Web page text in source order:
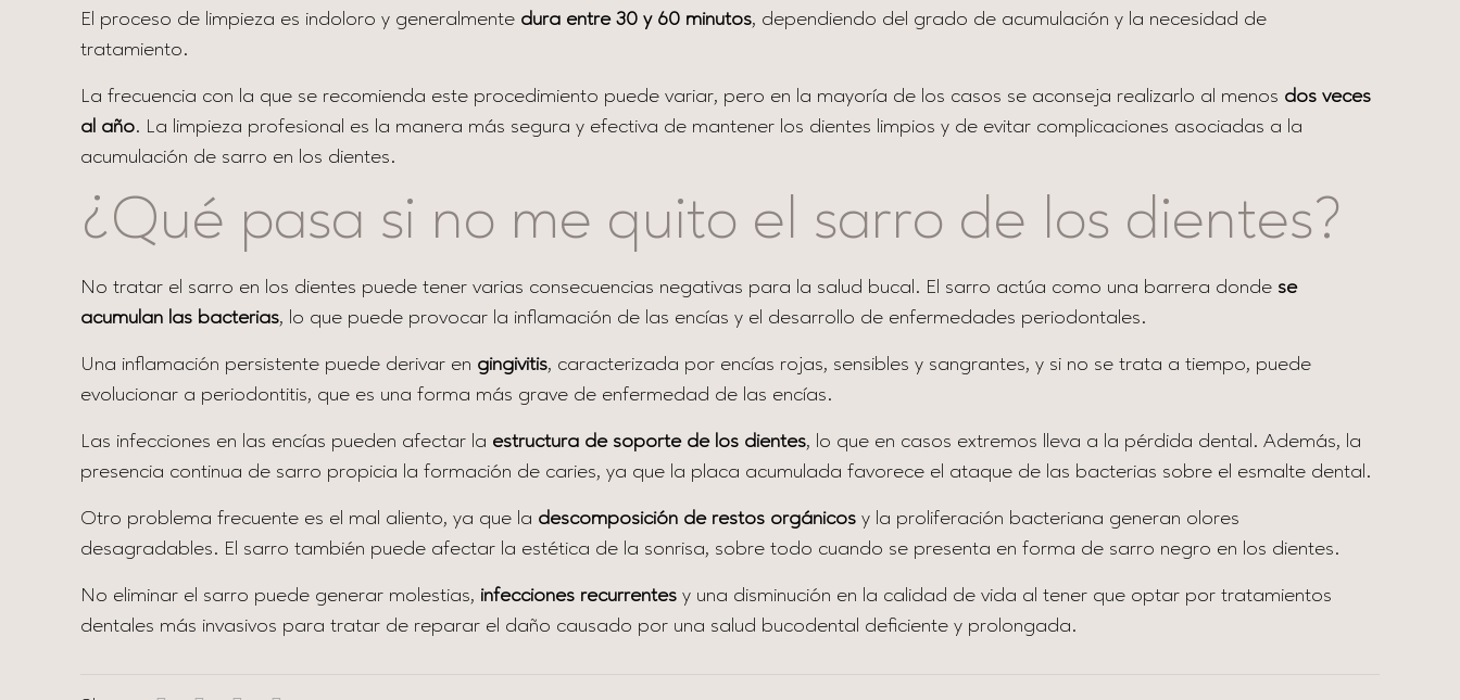
El proceso de limpieza es indoloro y generalmente dura entre 30 y 60 minutos, dependiendo del grado de acumulación y la necesidad de
tratamiento.
La frecuencia con la que se recomienda este procedimiento puede variar, pero en la mayoría de los casos se aconseja realizarlo al menos dos veces
al año. La limpieza profesional es la manera más segura y efectiva de mantener los dientes limpios y de evitar complicaciones asociadas a la
acumulación de sarro en los dientes.
¿Qué pasa si no me quito el sarro de los dientes?
No tratar el sarro en los dientes puede tener varias consecuencias negativas para la salud bucal. El sarro actúa como una barrera donde se
acumulan las bacterias, lo que puede provocar la inflamación de las encías y el desarrollo de enfermedades periodontales.
Una inflamación persistente puede derivar en gingivitis, caracterizada por encías rojas, sensibles y sangrantes, y si no se trata a tiempo, puede
evolucionar a periodontitis, que es una forma más grave de enfermedad de las encías.
Las infecciones en las encías pueden afectar la estructura de soporte de los dientes, lo que en casos extremos lleva a la pérdida dental. Además, la
presencia continua de sarro propicia la formación de caries, ya que la placa acumulada favorece el ataque de las bacterias sobre el esmalte dental.
Otro problema frecuente es el mal aliento, ya que la descomposición de restos orgánicos y la proliferación bacteriana generan olores
desagradables. El sarro también puede afectar la estética de la sonrisa, sobre todo cuando se presenta en forma de sarro negro en los dientes.
No eliminar el sarro puede generar molestias, infecciones recurrentes y una disminución en la calidad de vida al tener que optar por tratamientos
dentales más invasivos para tratar de reparar el daño causado por una salud bucodental deficiente y prolongada.